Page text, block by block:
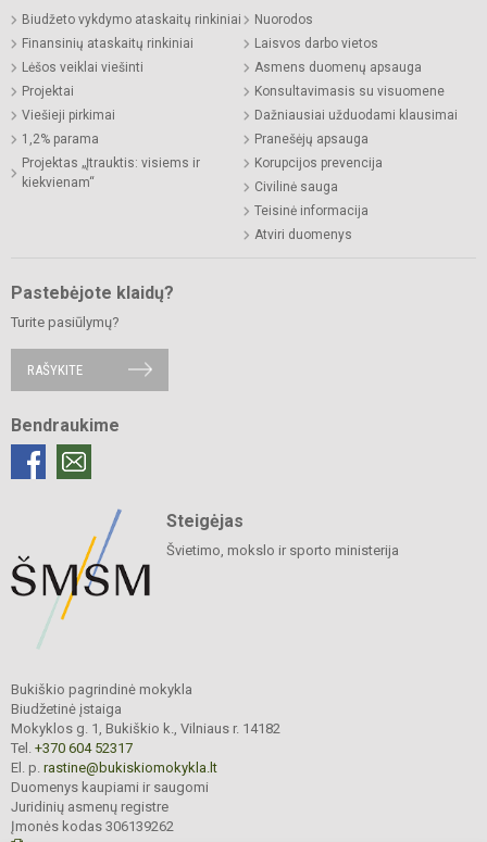
Biudžeto vykdymo ataskaitų rinkiniai
Finansinių ataskaitų rinkiniai
Lėšos veiklai viešinti
Projektai
Viešieji pirkimai
1,2% parama
Projektas „Įtrauktis: visiems ir
kiekvienam“
Nuorodos
Laisvos darbo vietos
Asmens duomenų apsauga
Konsultavimasis su visuomene
Dažniausiai užduodami klausimai
Pranešėjų apsauga
Korupcijos prevencija
Civilinė sauga
Teisinė informacija
Atviri duomenys
Pastebėjote klaidų?
Turite pasiūlymų?
RAŠYKITE
Bendraukime
Steigėjas
Švietimo, mokslo ir sporto ministerija
Bukiškio pagrindinė mokykla
Biudžetinė įstaiga
Mokyklos g. 1, Bukiškio k., Vilniaus r. 14182
Tel. +370 604 52317
El. p. rastine@bukiskiomokykla.lt
Duomenys kaupiami ir saugomi
Juridinių asmenų registre
Įmonės kodas 306139262